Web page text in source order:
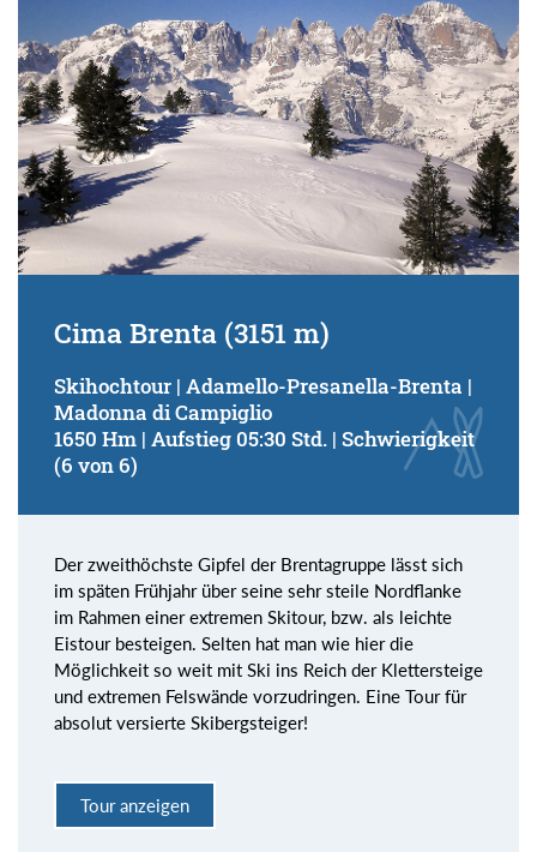
Cima Brenta (3151 m)
Skihochtour | Adamello-Presanella-Brenta |
Madonna di Campiglio
1650 Hm | Aufstieg 05:30 Std. | Schwierigkeit
(6 von 6)
Der zweithöchste Gipfel der Brentagruppe lässt sich
im späten Frühjahr über seine sehr steile Nordflanke
im Rahmen einer extremen Skitour, bzw. als leichte
Eistour besteigen. Selten hat man wie hier die
Möglichkeit so weit mit Ski ins Reich der Klettersteige
und extremen Felswände vorzudringen. Eine Tour für
absolut versierte Skibergsteiger!
Tour anzeigen